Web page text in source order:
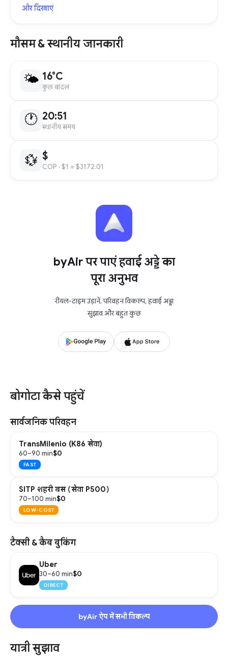
और दिखाएं
मौसम & स्थानीय जानकारी
🌤 16°C
कुछ बादल
🕐 20:51
स्थानीय समय
💱 $
COP · $1 = $3172.01
byAir पर पाएं हवाई अड्डे का
पूरा अनुभव
रीयल-टाइम उड़ानें, परिवहन विकल्प, हवाई अड्डा
सुझाव और बहुत कुछ
बोगोटा कैसे पहुंचें
सार्वजनिक परिवहन
TransMilenio (K86 सेवा)
60–90 min$0
FAST
SITP शहरी बस (सेवा P500)
70–100 min$0
LOW-COST
टैक्सी & कैब बुकिंग
Uber
30–60 min$0
DIRECT
byAir ऐप में सभी विकल्प
यात्री सुझाव